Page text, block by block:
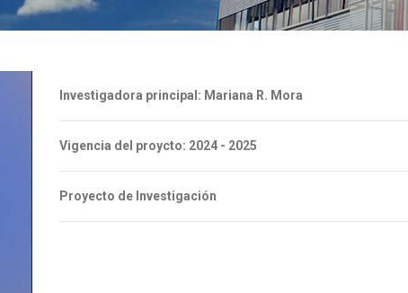
Investigadora principal: Mariana R. Mora
Vigencia del proycto: 2024 - 2025
Proyecto de Investigación